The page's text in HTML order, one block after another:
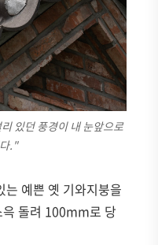
있던 풍경이 내 눈앞으로
."
는 예쁜 옛 기와지붕을
윽 돌려 100mm로 당